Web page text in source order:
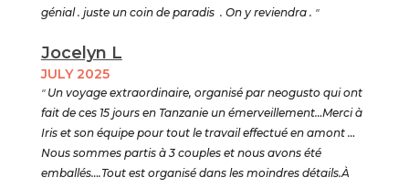
génial . juste un coin de paradis . On y reviendra . "
Jocelyn L
JULY 2025
" Un voyage extraordinaire, organisé par neogusto qui ont
fait de ces 15 jours en Tanzanie un émerveillement…Merci à
Iris et son équipe pour tout le travail effectué en amont …
Nous sommes partis à 3 couples et nous avons été
emballés….Tout est organisé dans les moindres détails.À